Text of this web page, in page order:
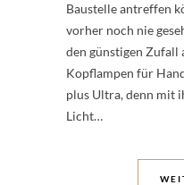
Baustelle antreffen
vorher noch nie
den günstigen Zufall
Kopflampen für
plus Ultra, denn mit
Licht…